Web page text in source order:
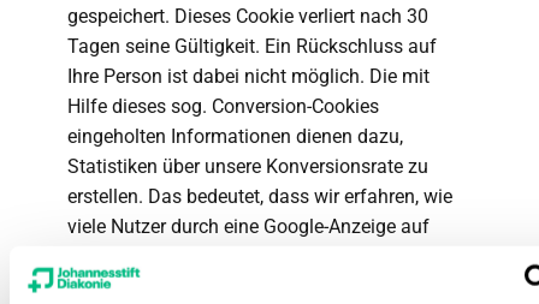
gespeichert. Dieses Cookie verliert nach 30
Tagen seine Gültigkeit. Ein Rückschluss auf
Ihre Person ist dabei nicht möglich. Die mit
Hilfe dieses sog. Conversion-Cookies
eingeholten Informationen dienen dazu,
Statistiken über unsere Konversionsrate zu
erstellen. Das bedeutet, dass wir erfahren, wie
viele Nutzer durch eine Google-Anzeige auf
von 30 Tagen ein Produkt erwerben. Wenn Sie